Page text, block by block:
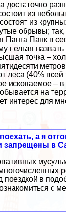
достаточно
из
из
обрывы;
Панга Панк в
нельзя
точка –
леса (40%
ископаемое –
на
интерес для
а я
в
поездкой в
с